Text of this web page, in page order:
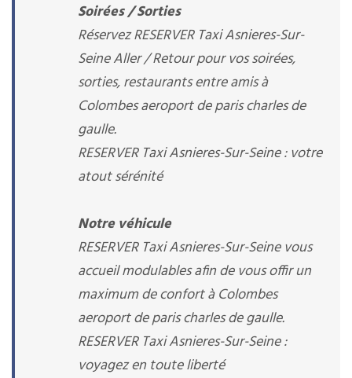
Soirées / Sorties
Réservez RESERVER Taxi Asnieres-Sur-
Seine Aller / Retour pour vos soirées,
sorties, restaurants entre amis à
Colombes aeroport de paris charles de
gaulle.
RESERVER Taxi Asnieres-Sur-Seine : votre
atout sérénité
Notre véhicule
RESERVER Taxi Asnieres-Sur-Seine vous
accueil modulables afin de vous offir un
maximum de confort à Colombes
aeroport de paris charles de gaulle.
RESERVER Taxi Asnieres-Sur-Seine :
voyagez en toute liberté